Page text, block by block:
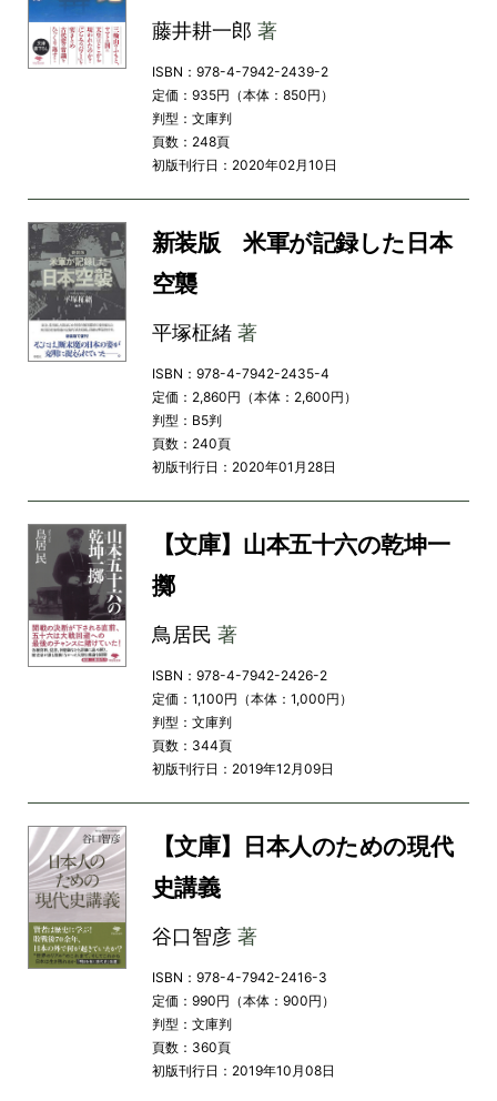
藤井耕一郎 著
ISBN：978-4-7942-2439-2
定価：935円（本体：850円）
判型：文庫判
頁数：248頁
初版刊行日：2020年02月10日
新装版 米軍が記録した日本
空襲
平塚柾緒著
ISBN：978-4-7942-2435-4
定価：2,860円（本体：2,600円）
判型：B5判
頁数：240頁
初版刊行日：2020年01月28日
【文庫】山本五十六の乾坤一
擲
鳥居民 著
ISBN：978-4-7942-2426-2
定価：1,100円（本体：1,000円）
判型：文庫判
頁数：344頁
初版刊行日：2019年12月09日
【文庫】日本人のための現代
史講義
谷口智彦著
ISBN：978-4-7942-2416-3
定価：990円（本体：900円）
判型：文庫判
頁数：360頁
初版刊行日：2019年10月08日